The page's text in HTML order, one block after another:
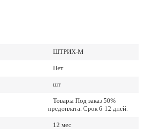
ШТРИХ-М
Нет
шт
Товары Под заказ 50%
предоплата. Срок 6-12 дней.
12 мес